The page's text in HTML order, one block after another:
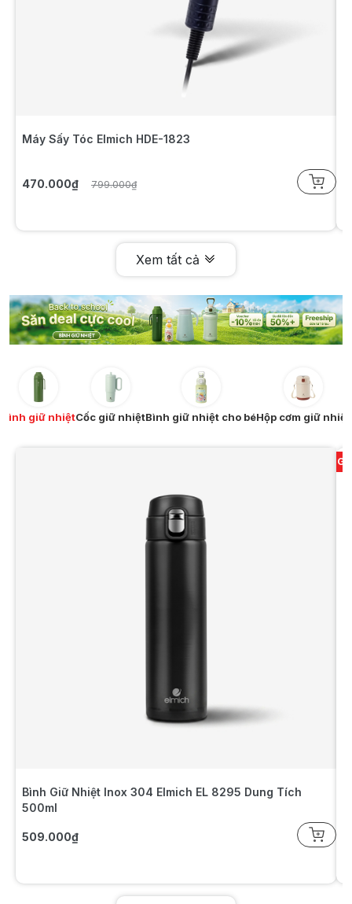
Máy Sấy Tóc Elmich HDE-1823
470.000₫ 799.000₫
Xem tất cả
Bình giữ nhiệtCốc giữ nhiệtBình giữ nhiệt cho béHộp cơm giữ nhiệt
Bình Giữ Nhiệt Inox 304 Elmich EL 8295 Dung Tích
500ml
509.000₫